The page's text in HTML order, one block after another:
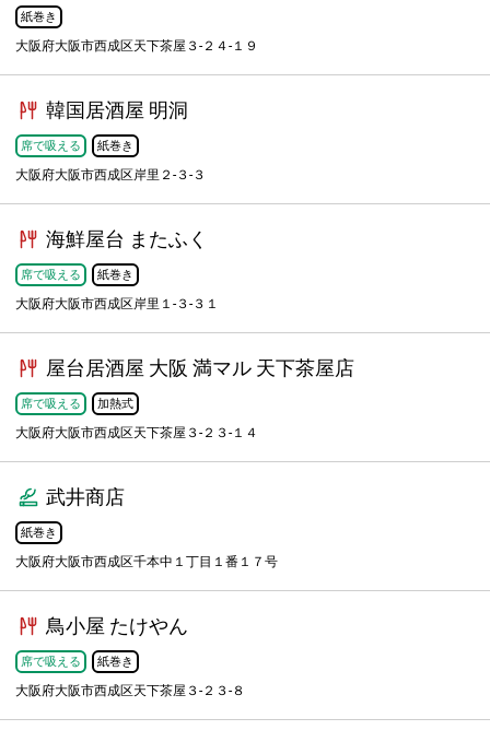
紙巻き
大阪府大阪市西成区天下茶屋３-２４-１９
韓国居酒屋 明洞
席で吸える 紙巻き
大阪府大阪市西成区岸里２-３-３
海鮮屋台 またふく
席で吸える 紙巻き
大阪府大阪市西成区岸里１-３-３１
屋台居酒屋 大阪 満マル 天下茶屋店
席で吸える 加熱式
大阪府大阪市西成区天下茶屋３-２３-１４
武井商店
紙巻き
大阪府大阪市西成区千本中１丁目１番１７号
鳥小屋 たけやん
席で吸える 紙巻き
大阪府大阪市西成区天下茶屋３-２３-８